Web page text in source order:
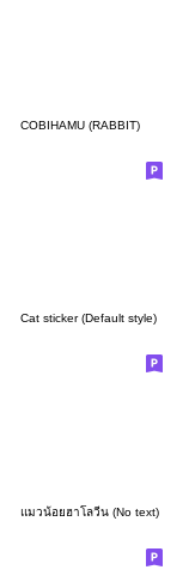
COBIHAMU (RABBIT)
Cat sticker (Default style)
แมวน้อยฮาโลวีน (No text)